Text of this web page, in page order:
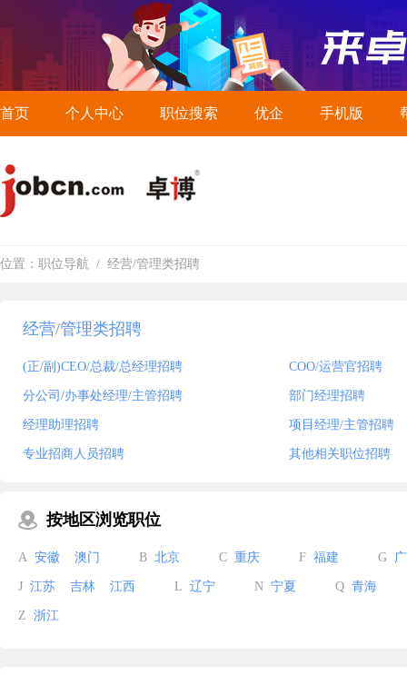
首页 个人中心 职位搜索 优企 手机版
位置： 职位导航 / 经营/管理类招聘
经营/管理类招聘
(正/副)CEO/总裁/总经理招聘 COO/运营官招聘
分公司/办事处经理/主管招聘 部门经理招聘
经理助理招聘 项目经理/主管招聘
专业招商人员招聘 其他相关职位招聘
按地区浏览职位
A 安徽 澳门 B 北京 C 重庆 F 福建 G
J 江苏 吉林 江西 L 辽宁 N 宁夏 Q 青海
Z 浙江